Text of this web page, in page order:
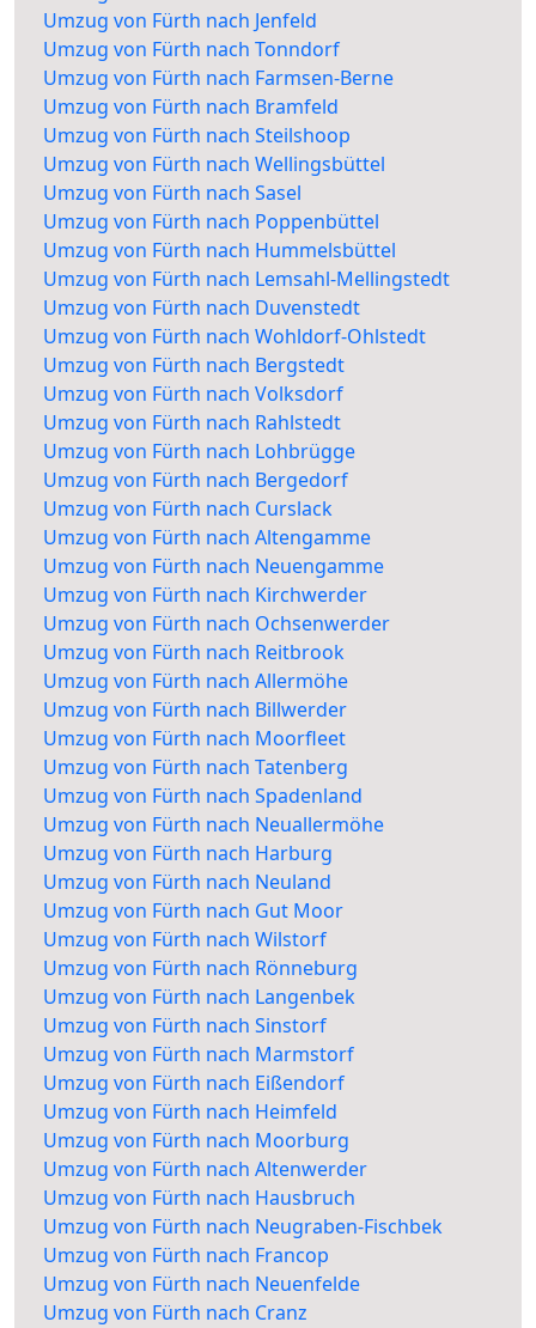
Umzug von Fürth nach Jenfeld
Umzug von Fürth nach Tonndorf
Umzug von Fürth nach Farmsen-Berne
Umzug von Fürth nach Bramfeld
Umzug von Fürth nach Steilshoop
Umzug von Fürth nach Wellingsbüttel
Umzug von Fürth nach Sasel
Umzug von Fürth nach Poppenbüttel
Umzug von Fürth nach Hummelsbüttel
Umzug von Fürth nach Lemsahl-Mellingstedt
Umzug von Fürth nach Duvenstedt
Umzug von Fürth nach Wohldorf-Ohlstedt
Umzug von Fürth nach Bergstedt
Umzug von Fürth nach Volksdorf
Umzug von Fürth nach Rahlstedt
Umzug von Fürth nach Lohbrügge
Umzug von Fürth nach Bergedorf
Umzug von Fürth nach Curslack
Umzug von Fürth nach Altengamme
Umzug von Fürth nach Neuengamme
Umzug von Fürth nach Kirchwerder
Umzug von Fürth nach Ochsenwerder
Umzug von Fürth nach Reitbrook
Umzug von Fürth nach Allermöhe
Umzug von Fürth nach Billwerder
Umzug von Fürth nach Moorfleet
Umzug von Fürth nach Tatenberg
Umzug von Fürth nach Spadenland
Umzug von Fürth nach Neuallermöhe
Umzug von Fürth nach Harburg
Umzug von Fürth nach Neuland
Umzug von Fürth nach Gut Moor
Umzug von Fürth nach Wilstorf
Umzug von Fürth nach Rönneburg
Umzug von Fürth nach Langenbek
Umzug von Fürth nach Sinstorf
Umzug von Fürth nach Marmstorf
Umzug von Fürth nach Eißendorf
Umzug von Fürth nach Heimfeld
Umzug von Fürth nach Moorburg
Umzug von Fürth nach Altenwerder
Umzug von Fürth nach Hausbruch
Umzug von Fürth nach Neugraben-Fischbek
Umzug von Fürth nach Francop
Umzug von Fürth nach Neuenfelde
Umzug von Fürth nach Cranz